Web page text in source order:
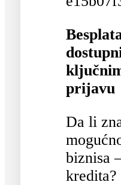
prijavu
Da li
biznisa
kredita?